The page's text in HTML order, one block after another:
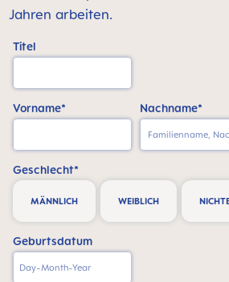
Jahren arbeiten.
Titel
Vorname* Nachname*
Geschlecht*
MÄNNLICH WEIBLICH
Geburtsdatum